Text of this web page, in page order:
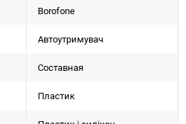
Borofone
Автоутримувач
Составная
Пластик